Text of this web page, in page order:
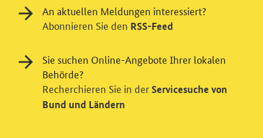
Videodienst
Wir bitten Sie an dieser Stelle um Ihre Einwilligung für
verschiedene Zusatzdienste unserer Webseite: Wir
möchten die Nutzeraktivität mit Hilfe
An aktuellen Meldungen interessiert?
Abonnieren Sie den RSS-Feed
Sie suchen Online-Angebote Ihrer lokalen
Behörde?
Recherchieren Sie in der Servicesuche von
Bund und Ländern